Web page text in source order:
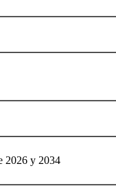
2026 y 2034